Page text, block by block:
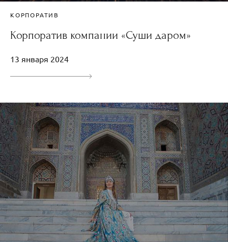
КОРПОРАТИВ
Корпоратив компании «Суши даром»
13 января 2024